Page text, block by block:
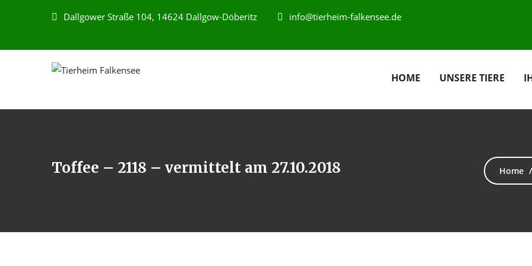
Dallgower Straße 104, 14624 Dallgow-Döberitz info@tierheim-falkensee.de
HOME UNSERE TIERE
Toffee – 2118 – vermittelt am 27.10.2018 Home